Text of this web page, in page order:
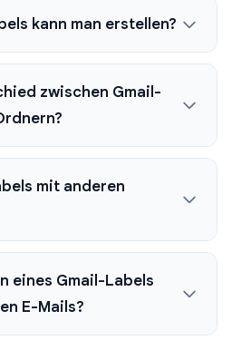
kann man erstellen?
zwischen Gmail-
mit anderen
eines Gmail-Labels
E-Mails?